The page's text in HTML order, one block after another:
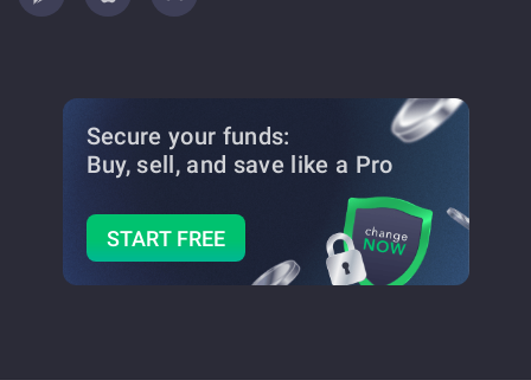
Secure your funds:
Buy, sell, and save like a Pro
START FREE